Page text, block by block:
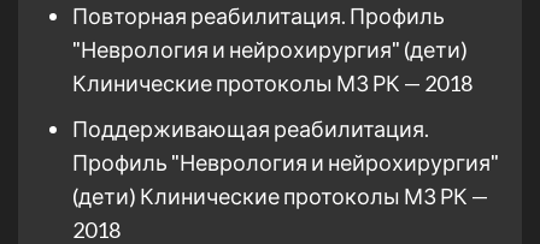
Повторная реабилитация. Профиль
"Неврология и нейрохирургия" (дети)
Клинические протоколы МЗ РК — 2018
Поддерживающая реабилитация.
Профиль "Неврология и нейрохирургия"
(дети) Клинические протоколы МЗ РК —
2018